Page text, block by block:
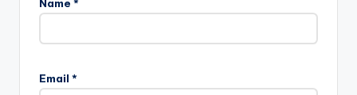
Name *
Email *